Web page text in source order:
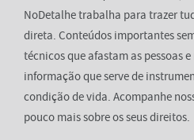
NoDetalhe trabalha para trazer
direta. Conteúdos importantes
técnicos que afastam as pessoas
informação que serve de
condição de vida. Acompanhe
pouco mais sobre os seus direitos.